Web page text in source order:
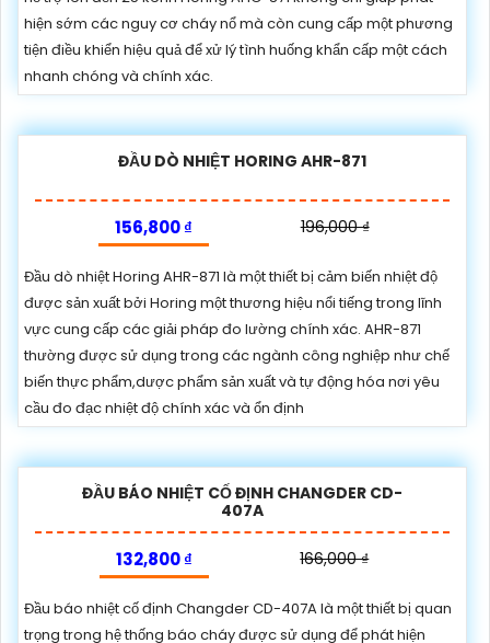
hiện sớm các nguy cơ cháy nổ mà còn cung cấp một phương
tiện điều khiển hiệu quả để xử lý tình huống khẩn cấp một cách
nhanh chóng và chính xác.
ĐẦU DÒ NHIỆT HORING AHR-871
156,800 ₫ 196,000 ₫
Đầu dò nhiệt Horing AHR-871 là một thiết bị cảm biến nhiệt độ
được sản xuất bởi Horing một thương hiệu nổi tiếng trong lĩnh
vực cung cấp các giải pháp đo lường chính xác. AHR-871
thường được sử dụng trong các ngành công nghiệp như chế
biến thực phẩm,dược phẩm sản xuất và tự động hóa nơi yêu
cầu đo đạc nhiệt độ chính xác và ổn định
ĐẦU BÁO NHIỆT CỐ ĐỊNH CHANGDER CD-
407A
132,800 ₫ 166,000 ₫
Đầu báo nhiệt cố định Changder CD-407A là một thiết bị quan
trọng trong hệ thống báo cháy được sử dụng để phát hiện